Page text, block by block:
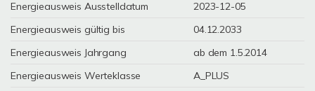
Energieausweis Ausstelldatum
2023-12-05
Energieausweis gültig bis
04.12.2033
Energieausweis Jahrgang
ab dem 1.5.2014
Energieausweis Werteklasse
A_PLUS